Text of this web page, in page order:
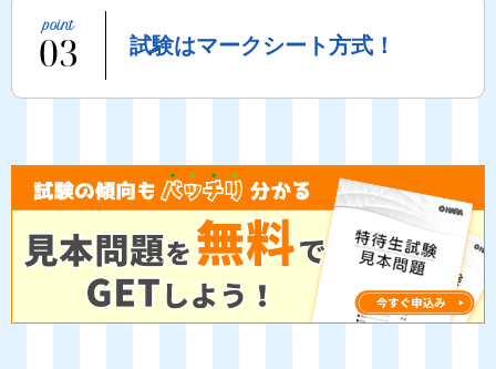
03 試験はマークシート方式！